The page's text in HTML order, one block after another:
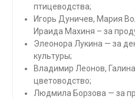
птицеводства;
Игорь Дуничев, Мария
Ираида Махиня – за
Элеонора Лукина — за
культуры;
Владимир Леонов,
цветоводство;
Людмила Борзова — за